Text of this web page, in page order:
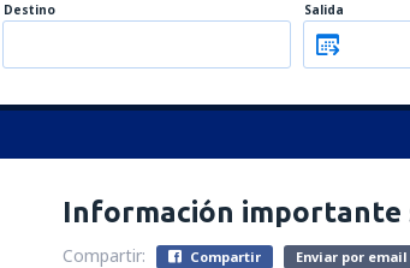
Destino Salida
Información importante
Compartir: Compartir Enviar por email